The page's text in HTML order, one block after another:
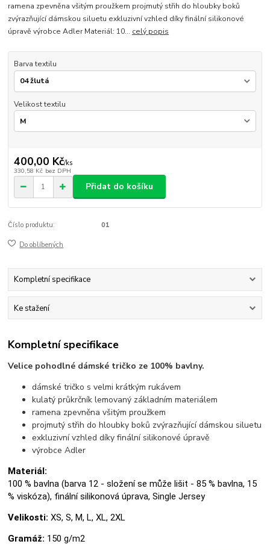
ramena zpevněna všitým proužkem projmutý střih do hloubky boků
zvýrazňující dámskou siluetu exkluzivní vzhled díky finální silikonové
úpravě výrobce Adler Materiál: 10... celý popis
Barva textilu
Velikost textilu
400,00 Kč/ks
330,58 Kč bez DPH
Přidat do košíku
Číslo produktu: 01
Do oblíbených
Kompletní specifikace
Ke stažení
Kompletní specifikace
Velice pohodlné dámské tričko ze 100% bavlny.
dámské tričko s velmi krátkým rukávem
kulatý průkrčník lemovaný základním materiálem
ramena zpevněna všitým proužkem
projmutý střih do hloubky boků zvýrazňující dámskou siluetu
exkluzivní vzhled díky finální silikonové úpravě
výrobce Adler
Materiál:
100 % bavlna (barva 12 - složení se může lišit - 85 % bavlna, 15
% viskóza), finální silikonová úprava, Single Jersey
Velikosti: XS, S, M, L, XL, 2XL
Gramáž: 150 g/m2